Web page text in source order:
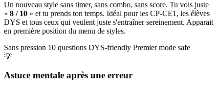
Un nouveau style sans timer, sans combo, sans score. Tu vois juste
« 8 / 10 » et tu prends ton temps. Idéal pour les CP-CE1, les élèves
DYS et tous ceux qui veulent juste s'entraîner sereinement. Apparait
en première position du menu de styles.
Sans pression 10 questions DYS-friendly Premier mode safe
💡
Astuce mentale après une erreur